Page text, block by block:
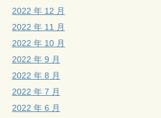
2022 年 12 月
2022 年 11 月
2022 年 10 月
2022 年 9 月
2022 年 8 月
2022 年 7 月
2022 年 6 月